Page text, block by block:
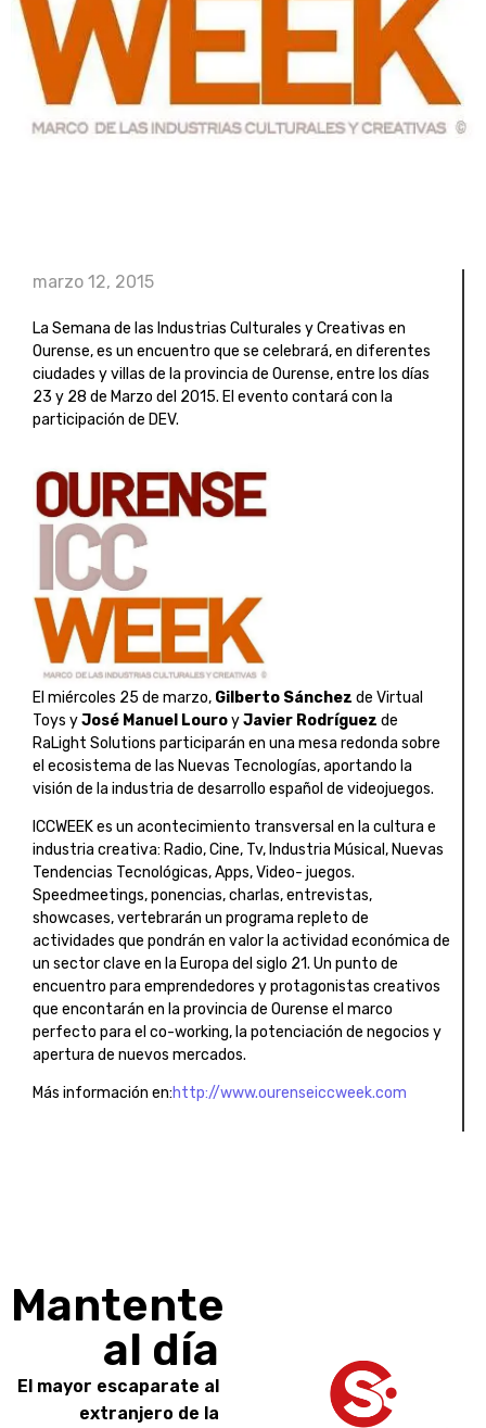
marzo 12, 2015
La Semana de las Industrias Culturales y Creativas en
Ourense, es un encuentro que se celebrará, en diferentes
ciudades y villas de la provincia de Ourense, entre los días
23 y 28 de Marzo del 2015. El evento contará con la
participación de DEV.
El miércoles 25 de marzo, Gilberto Sánchez de Virtual
Toys yJosé Manuel LouroyJavier Rodríguez de
RaLight Solutions participarán en una mesa redonda sobre
el ecosistema de las Nuevas Tecnologías, aportando la
visión de la industria de desarrollo español de videojuegos.
ICCWEEK es un acontecimiento transversal en la cultura e
industria creativa: Radio, Cine, Tv, Industria Músical, Nuevas
Tendencias Tecnológicas, Apps, Video- juegos.
Speedmeetings, ponencias, charlas, entrevistas,
showcases, vertebrarán un programa repleto de
actividades que pondrán en valor la actividad económica de
un sector clave en la Europa del siglo 21. Un punto de
encuentro para emprendedores y protagonistas creativos
que encontarán en la provincia de Ourense el marco
perfecto para el co-working, la potenciación de negocios y
apertura de nuevos mercados.
Más información en:http://www.ourenseiccweek.com
Mantente
al día
El mayor escaparate al
extranjero de la